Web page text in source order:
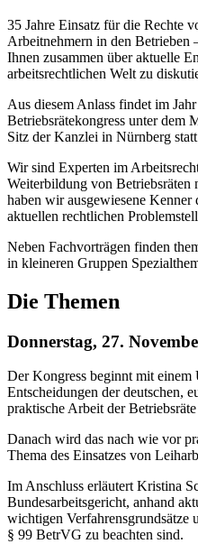
35 Jahre Einsatz für die Rechte
Arbeitnehmern in den Betrieben
Ihnen zusammen über aktuelle
arbeitsrechtlichen Welt zu
Aus diesem Anlass findet im
Betriebsrätekongress unter dem
Sitz der Kanzlei in Nürnberg
Wir sind Experten im
Weiterbildung von Betriebsräten
haben wir ausgewiesene Kenner
aktuellen rechtlichen
Neben Fachvorträgen finden
in kleineren Gruppen
Die Themen
Donnerstag, 27.
Der Kongress beginnt mit
Entscheidungen der deutschen,
praktische Arbeit der
Danach wird das nach wie vor
Thema des Einsatzes von
Im Anschluss erläutert Kristina
Bundesarbeitsgericht, anhand
wichtigen Verfahrensgrundsätze
§ 99 BetrVG zu beachten sind.